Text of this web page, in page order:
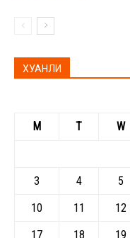
ХУАНЛИ
M T W
3
4 5
10
11 12
17
18 19